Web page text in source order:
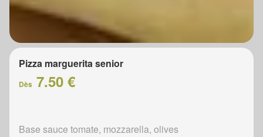
Pizza marguerita senior
Dès 7.50 €
Base sauce tomate, mozzarella, olives